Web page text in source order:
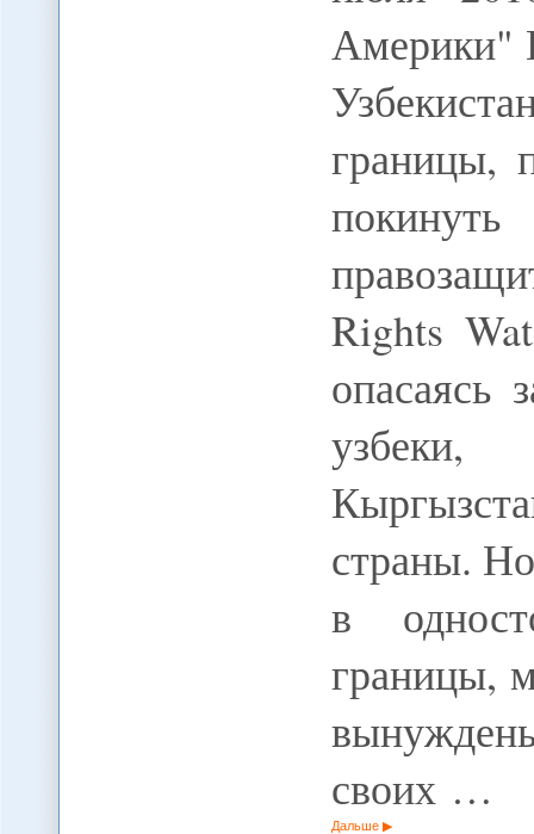
Америки"
границы,
Rights
опасаясь
страны.
в
границы,
своих …
Дальше